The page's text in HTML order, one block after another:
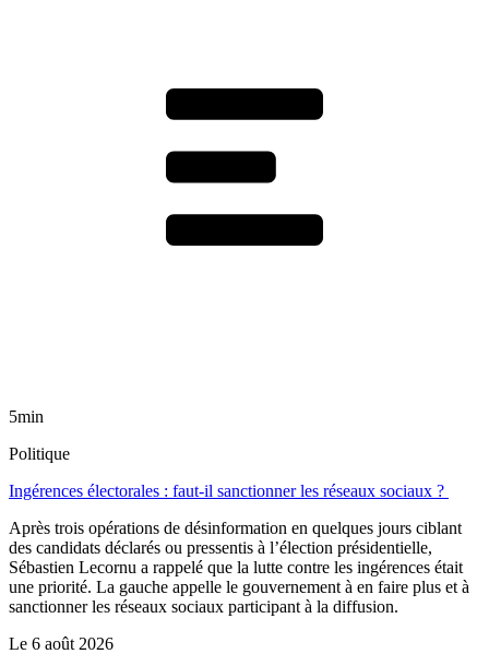
5min
Politique
Ingérences électorales : faut-il sanctionner les réseaux sociaux ?
Après trois opérations de désinformation en quelques jours ciblant
des candidats déclarés ou pressentis à l’élection présidentielle,
Sébastien Lecornu a rappelé que la lutte contre les ingérences était
une priorité. La gauche appelle le gouvernement à en faire plus et à
sanctionner les réseaux sociaux participant à la diffusion.
Le 6 août 2026